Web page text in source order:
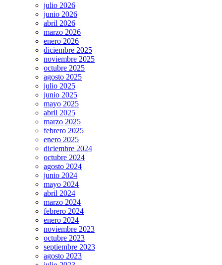
julio 2026
junio 2026
abril 2026
marzo 2026
enero 2026
diciembre 2025
noviembre 2025
octubre 2025
agosto 2025
julio 2025
junio 2025
mayo 2025
abril 2025
marzo 2025
febrero 2025
enero 2025
diciembre 2024
octubre 2024
agosto 2024
junio 2024
mayo 2024
abril 2024
marzo 2024
febrero 2024
enero 2024
noviembre 2023
octubre 2023
septiembre 2023
agosto 2023